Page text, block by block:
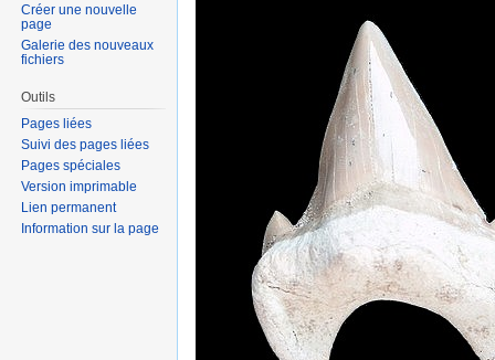
Créer une nouvelle
page
Galerie des nouveaux
fichiers
Outils
Pages liées
Suivi des pages liées
Pages spéciales
Version imprimable
Lien permanent
Information sur la page